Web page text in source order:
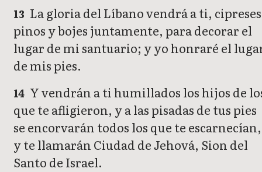
13 La gloria del Líbano vendrá a ti,
pinos y bojes juntamente, para decorar el
lugar de mi santuario; y yo honraré el
de mis pies.
14 Y vendrán a ti humillados los hijos de
que te afligieron, y a las pisadas de tus pies
se encorvarán todos los que te escarnecían,
y te llamarán Ciudad de Jehová, Sion del
Santo de Israel.